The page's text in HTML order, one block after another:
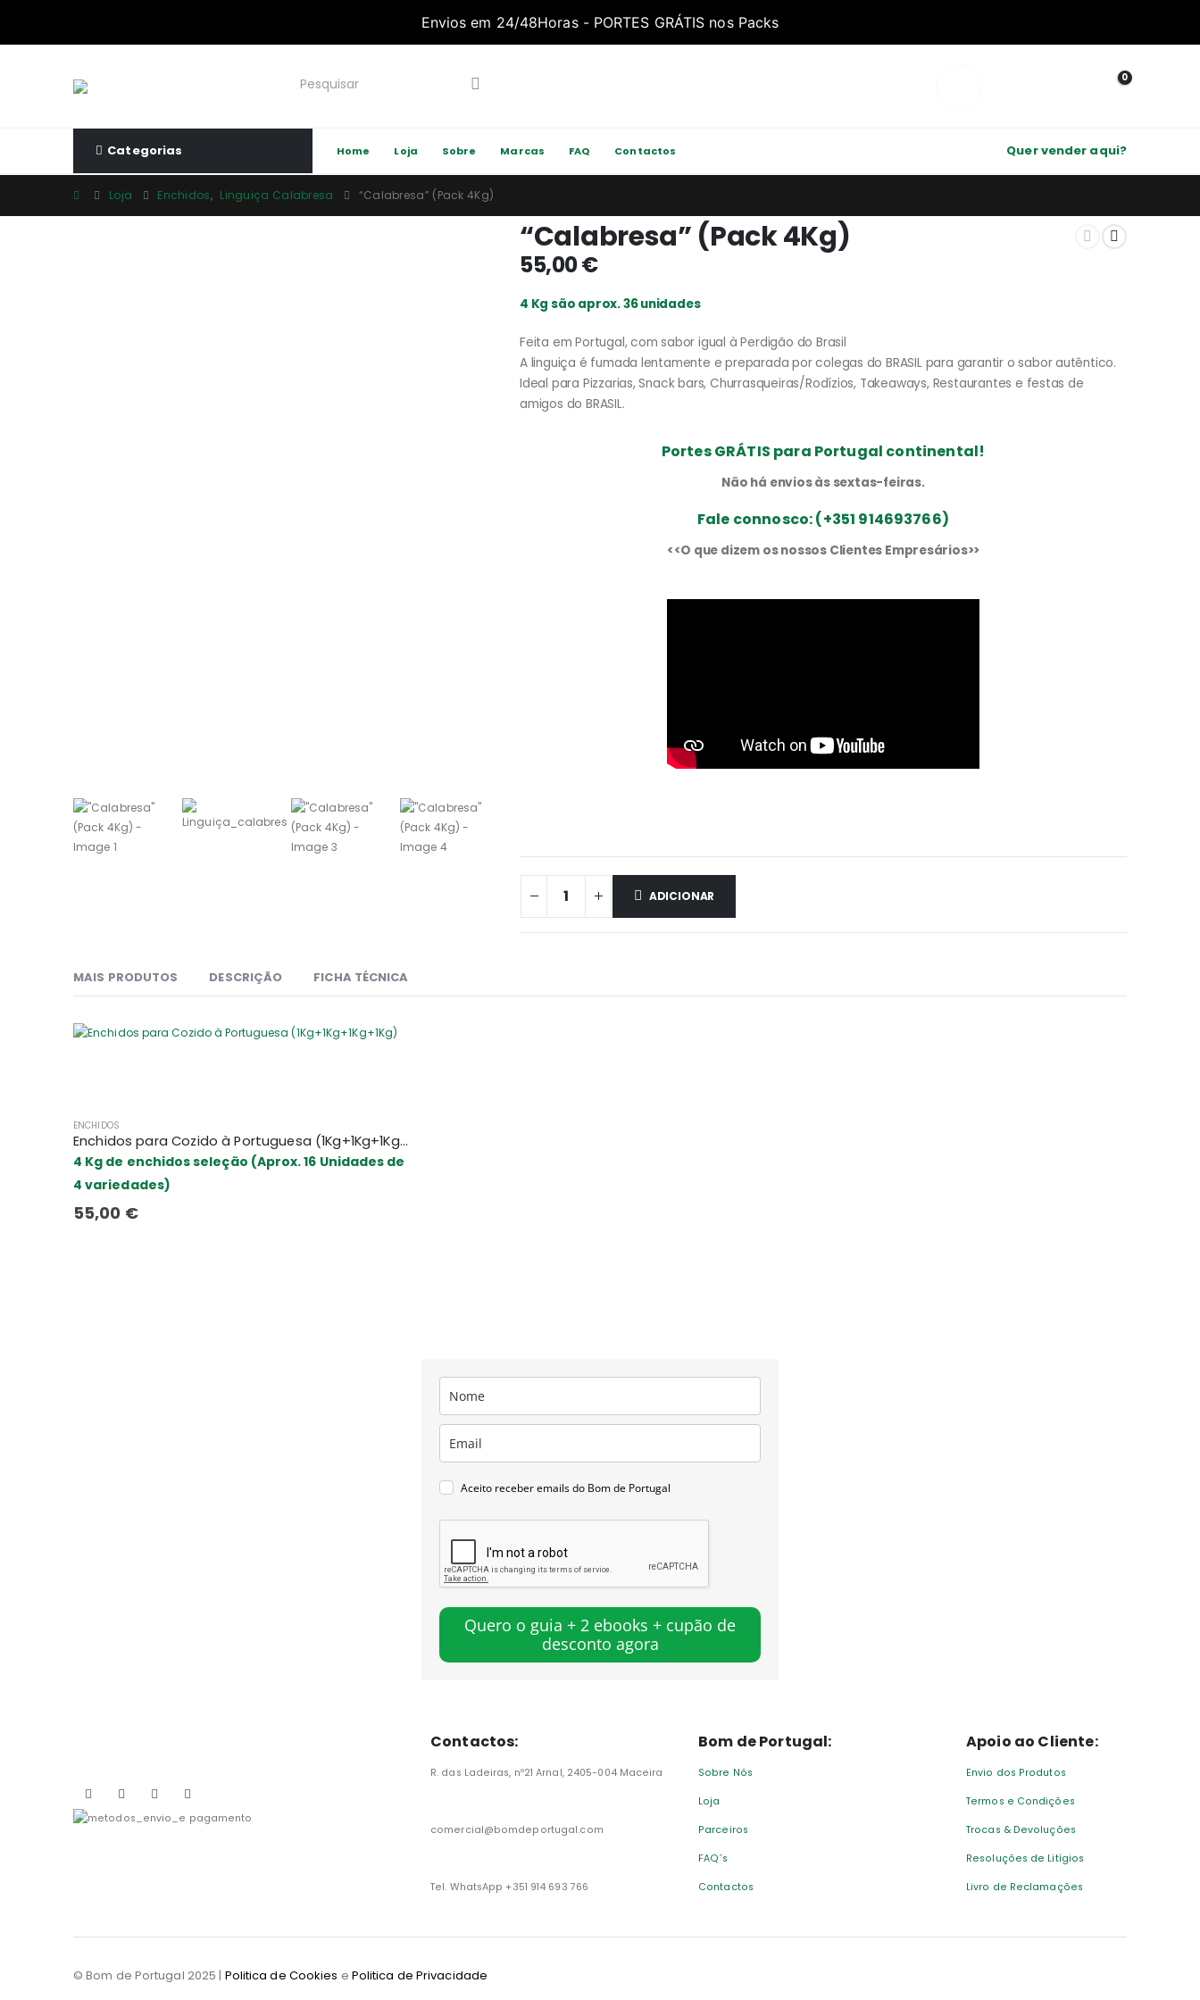
Envios em 24/48Horas - PORTES GRÁTIS nos Packs
0
Categorias Home Loja Sobre Marcas FAQ Contactos Quer vender aqui?
Loja Enchidos, Linguiça Calabresa “Calabresa” (Pack 4Kg)
“Calabresa” (Pack 4Kg)
55,00€
4 Kg são aprox. 36 unidades
Feita em Portugal, com sabor igual à Perdigão do Brasil
A linguiça é fumada lentamente e preparada por colegas do BRASIL para garantir o sabor autêntico.
Ideal para Pizzarias, Snack bars, Churrasqueiras/Rodízios, Takeaways, Restaurantes e festas de
amigos do BRASIL.
Portes GRÁTIS para Portugal continental!
Não há envios às sextas-feiras.
Fale connosco: (+351 914693766)
<<O que dizem os nossos Clientes Empresários>>
ADICIONAR
MAIS PRODUTOS DESCRIÇÃO FICHA TÉCNICA
ENCHIDOS
Enchidos para Cozido à Portuguesa (1Kg+1Kg+1Kg+1Kg)
4 Kg de enchidos seleção (Aprox. 16 Unidades de
4 variedades)
55,00 €
Aceito receber emails do Bom de Portugal
Quero o guia + 2 ebooks + cupão de
desconto agora
Contactos:
R. das Ladeiras, nº21 Arnal, 2405-004 Maceira
comercial@bomdeportugal.com
Tel. WhatsApp +351 914 693 766
Bom de Portugal:
Sobre Nós
Loja
Parceiros
FAQ´s
Contactos
Apoio ao Cliente:
Envio dos Produtos
Termos e Condições
Trocas & Devoluções
Resoluções de Litígios
Livro de Reclamações
© Bom de Portugal 2025 | Politica de Cookies e Politica de Privacidade